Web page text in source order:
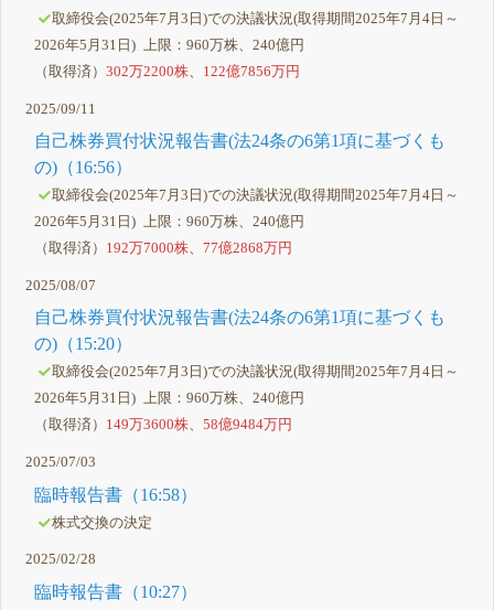
取締役会(2025年7月3日)での決議状況(取得期間2025年7月4日～
2026年5月31日) 上限：960万株、240億円
（取得済）302万2200株、 122億7856万円
2025/09/11
自己株券買付状況報告書(法24条の6第1項に基づくも
の)（16:56）
取締役会(2025年7月3日)での決議状況(取得期間2025年7月4日～
2026年5月31日) 上限：960万株、240億円
（取得済） 192万7000株、77億2868万円
2025/08/07
自己株券買付状況報告書(法24条の6第1項に基づくも
の)（15:20）
取締役会(2025年7月3日)での決議状況(取得期間2025年7月4日～
2026年5月31日) 上限：960万株、240億円
（取得済） 149万3600株、58億9484万円
2025/07/03
臨時報告書（16:58）
株式交換の決定
2025/02/28
臨時報告書（10:27）